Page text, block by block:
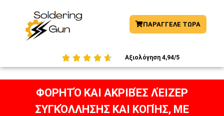
ΠΑΡΑΓΓΕΛΕ ΤΩΡΑ
     Αξιολόγηση 4,94/5
ΦΟΡΗΤΌ ΚΑΙ ΑΚΡΙΒΈΣ ΛΈΙΖΕΡ
ΣΥΓΚΌΛΛΗΣΗΣ ΚΑΙ ΚΟΠΉΣ, ΜΕ